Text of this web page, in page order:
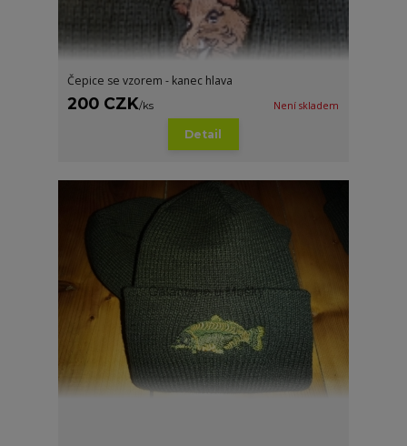
Čepice se vzorem - kanec hlava
200 CZK/ks Není skladem
Detail